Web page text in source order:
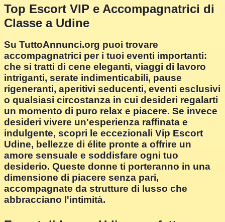
Top Escort VIP e Accompagnatrici di
Classe a Udine
Su TuttoAnnunci.org puoi trovare
accompagnatrici per i tuoi eventi importanti:
che si tratti di cene eleganti, viaggi di lavoro
intriganti, serate indimenticabili, pause
rigeneranti, aperitivi seducenti, eventi esclusivi
o qualsiasi circostanza in cui desideri regalarti
un momento di puro relax e piacere. Se invece
desideri vivere un'esperienza raffinata e
indulgente, scopri le eccezionali Vip Escort
Udine, bellezze di élite pronte a offrire un
amore sensuale e soddisfare ogni tuo
desiderio. Queste donne ti porteranno in una
dimensione di piacere senza pari,
accompagnate da strutture di lusso che
abbracciano l'intimità.